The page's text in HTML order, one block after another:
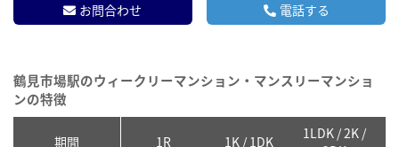
お問合わせ 電話する
鶴見市場駅のウィークリーマンション・マンスリーマンショ
ンの特徴
期間 1R 1K / 1DK
1LDK / 2K /